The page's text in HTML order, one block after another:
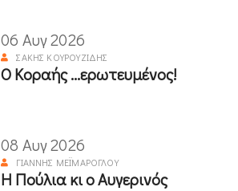
06 Αυγ 2026
ΣΆΚΗΣ ΚΟΥΡΟΥΖΊΔΗΣ
Ο Κοραής ...ερωτευμένος!
08 Αυγ 2026
ΓΙΆΝΝΗΣ ΜΕΪΜΆΡΟΓΛΟΥ
Η Πούλια κι ο Αυγερινός